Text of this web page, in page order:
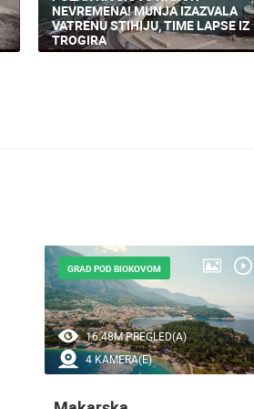
NEVREMENA! MUNJA IZAZVALA
VATRENU STIHIJU, TIME LAPSE IZ
TROGIRA
16.48M PREGLED(A)
4 KAMERA(E)
GRAD POD BIOKOVOM